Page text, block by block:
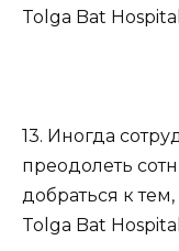
Tolga Bat
13. Иногда
преодолеть
добраться к
Tolga Bat